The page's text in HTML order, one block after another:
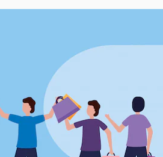
Den kreative platform til at skabe dit bedste
arbejde. Over 1 million abonnenter – fra
kreative og virksomheder til bureauer og
studier.
Dansk